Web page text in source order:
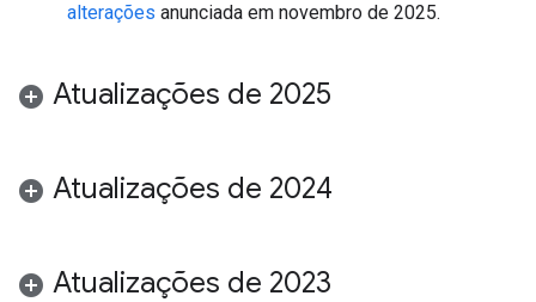
alterações anunciada em novembro de 2025.
Atualizações de 2025
Atualizações de 2024
Atualizações de 2023